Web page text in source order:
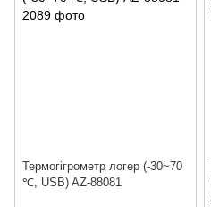
Термогігрометр логер (-30~70
℃, USB) AZ-88081